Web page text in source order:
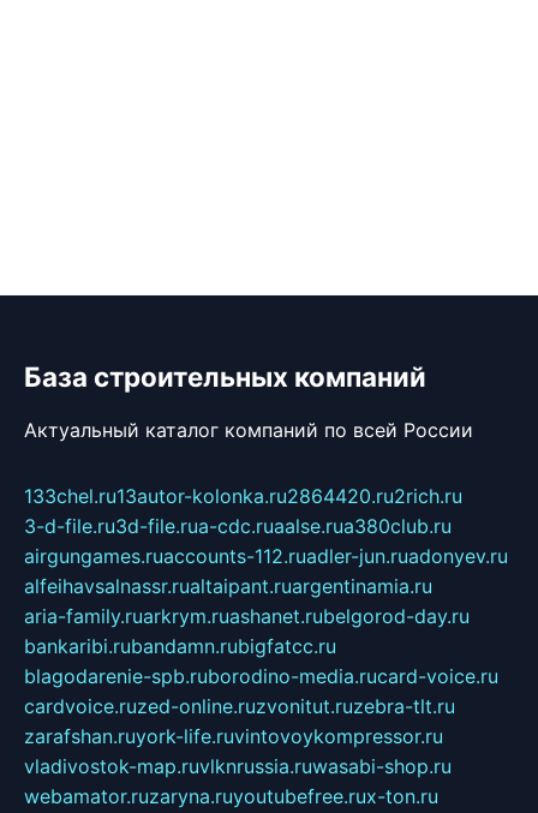
База строительных компаний
Актуальный каталог компаний по всей России
133chel.ru13autor-kolonka.ru2864420.ru2rich.ru
3-d-file.ru3d-file.rua-cdc.ruaalse.rua380club.ru
airgungames.ruaccounts-112.ruadler-jun.ruadonyev.ru
alfeihavsalnassr.rualtaipant.ruargentinamia.ru
aria-family.ruarkrym.ruashanet.rubelgorod-day.ru
bankaribi.rubandamn.rubigfatcc.ru
blagodarenie-spb.ruborodino-media.rucard-voice.ru
cardvoice.ruzed-online.ruzvonitut.ruzebra-tlt.ru
zarafshan.ruyork-life.ruvintovoykompressor.ru
vladivostok-map.ruvlknrussia.ruwasabi-shop.ru
webamator.ruzaryna.ruyoutubefree.rux-ton.ru